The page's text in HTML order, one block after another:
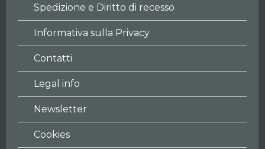
Spedizione e Diritto di recesso
Informativa sulla Privacy
Contatti
Legal info
Newsletter
Cookies